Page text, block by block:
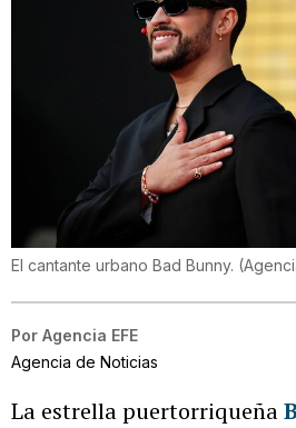
El cantante urbano Bad Bunny. (
Por Agencia EFE
Agencia de Noticias
La estrella puertorriqueña